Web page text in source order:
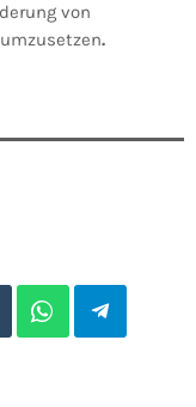
von
.